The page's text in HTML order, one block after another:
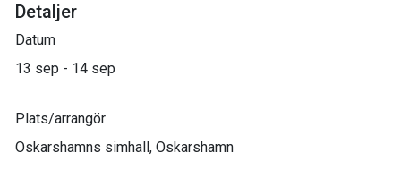
Detaljer
Datum
13 sep - 14 sep
Plats/arrangör
Oskarshamns simhall, Oskarshamn